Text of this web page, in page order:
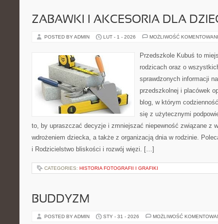
ZABAWKI I AKCESORIA DLA
POSTED BY ADMIN LUT - 1 - 2026 MOŻLIWOŚĆ
Przedszkole Kubuś to
rodzicach oraz o
sprawdzonych informacji
przedszkolnej i placówek
blog, w którym
się z użytecznymi
to, by upraszczać decyzje i zmniejszać niepewność związane z
wdrożeniem dziecka, a także z organizacją dnia w rodzinie.
i Rodzicielstwo bliskości i rozwój więzi. […]
CATEGORIES: HISTORIA FOTOGRAFII I GRAFIKI
BUDDYZM
POSTED BY ADMIN STY - 31 - 2026 MOŻLIWOŚĆ